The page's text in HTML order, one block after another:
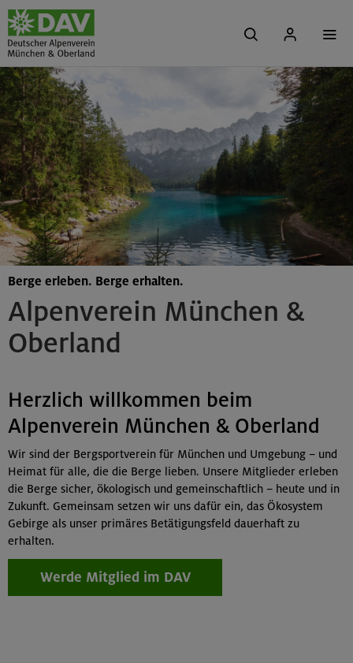
Alpenverein München &
Oberland
Berge erleben. Berge erhalten.
Herzlich willkommen beim
Alpenverein München & Oberland
Wir sind der Bergsportverein für München und Umgebung – und
Heimat für alle, die die Berge lieben. Unsere Mitglieder erleben
die Berge sicher, ökologisch und gemeinschaftlich – heute und in
Zukunft. Gemeinsam setzen wir uns dafür ein, das Ökosystem
Gebirge als unser primäres Betätigungsfeld dauerhaft zu
erhalten.
Werde Mitglied im DAV